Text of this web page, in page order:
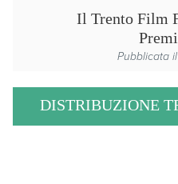
Il Trento Film
Pubblicata
DISTRIBUZIONE